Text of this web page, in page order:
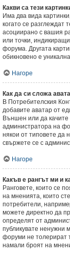
Какви са тези
Има два вида
когато се
асоциирано с вашия
или точки,
форума. Другата
обикновено е
Нагоре
Как да си сложа
В Потребителския
добавите аватар от
Външен или да качите
администратора на
някои от типовете да
свържете се с
Нагоре
Какъв е рангът ми и
Ранговете, които се
на мненията, които
потребители,
можете директно да
определят от
публикувате ненужни
форуми не толерират
намали броят на